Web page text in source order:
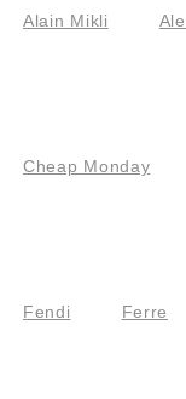
Alain Mikli
Cheap Monday
Fendi Ferre